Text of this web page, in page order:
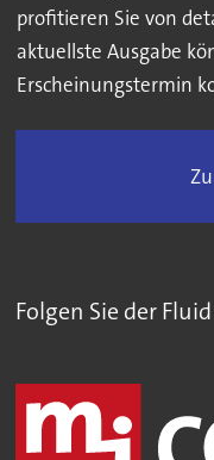
profitieren Sie von
aktuellste Ausgabe
Erscheinungstermin
Folgen Sie der